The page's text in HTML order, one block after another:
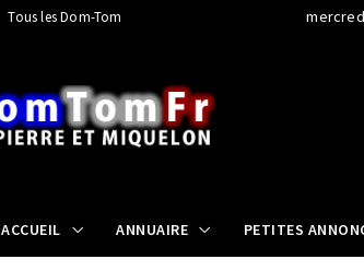
Tous les Dom-Tom
ACCUEIL ANNUAIRE PETITES